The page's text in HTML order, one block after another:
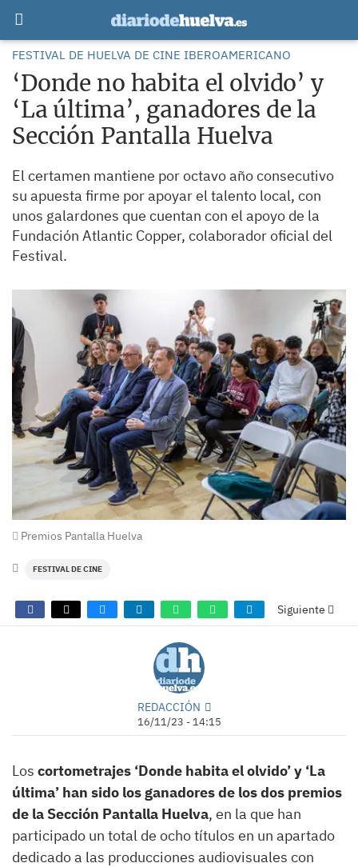
FESTIVAL DE HUELVA DE CINE IBEROAMERICANO
‘Donde no habita el olvido’ y
‘La última’, ganadores de la
Sección Pantalla Huelva
El certamen mantiene por octavo año consecutivo
su apuesta firme por apoyar el talento local, con
unos galardones que cuentan con el apoyo de la
Fundación Atlantic Copper, colaborador oficial del
Festival.
Premios Pantalla Huelva
FESTIVAL DE CINE
Siguiente
REDACCIÓN
16/11/23 - 14:15
Los cortometrajes ‘Donde habita el olvido’ y ‘La
última’ han sido los ganadores de los dos premios
de la Sección Pantalla Huelva, en la que han
participado un total de ocho títulos en un apartado
dedicado a las producciones audiovisuales con